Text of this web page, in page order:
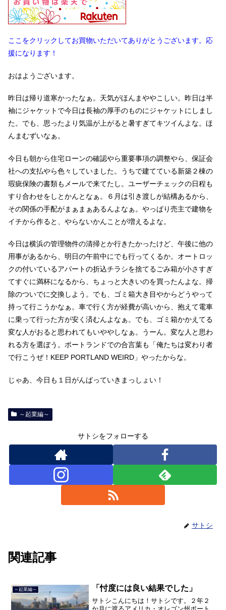
ここをクリックしてお買物いただいてありがとうございます。応
援になります！
おはようございます。
昨日は帰り道寒かったなぁ。天気がほんまややこしい。昨日は半
袖にジャケットで今日は長袖の厚手のものにジャケットにしまし
た。でも、思ったより気温が上がると暑すぎてキツイんよな。ほ
んまむずいなぁ。
今日も朝から住宅ローンの確認やら重要事項の調整やら、保証会
社への支払やら色々していました。うちで建てている新築２棟の
瑕疵保険の書類もメールで来てたし。ユーザーチェックの日程も
すり合わせをしとかんとなぁ。６月は引き渡しが結構あるから、
その関係の手配がまぁまぁあるんよなぁ。やっぱり売主で建物を
イチから作ると、やらないかんことが増えるよな。
今日は横浜の管理物件の清掃とか行きたかったけど、午後に他の
用事があるから、明日の午前中にでも行ってくるか。オートロッ
クの付いているアパートの折込チラシを捨てるごみ箱が小さすぎ
てすぐに満杯になるから、ちょっと大きいのを買ったんよな。掃
除のついでに交換しよう。でも、ゴミ箱大き目やからどうやって
持って行こうかなぁ。車で行く方が経費が高いから、抱えて電車
に乗って行った方が安く済むんよなぁ。でも、ゴミ箱かかえてる
変な人がおると思われてもいややしなぁ。うーん。変な人と思わ
れる方を選ぼう。ポートランドでの合言葉も「俺たちは変わり者
で行こうぜ！KEEP PORTLAND WEIRD」やったからな。
じゃあ、今日も１日がんばっていきまっしょい！
～起業編～
サトシをフォローする
サトシ
関連記事
～起業編～ 「忖度には良い結果でした」
サトシこんにちは！サトシです。２年２